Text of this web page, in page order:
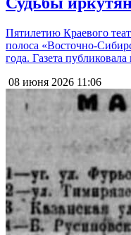
Пятилетию Краевого
полоса «Восточно-
года. Газета
08 июня 2026 11:06